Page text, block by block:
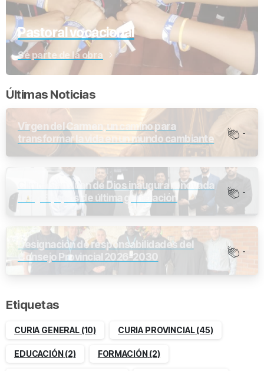
Pastoral vocacional
Sé parte de la obra
Últimas Noticias
Virgen del Carmen, un camino para
transformar la vida en un mundo cambiante
-
Clínica San Juan de Dios inaugura renovada
UCI y Equipos de última generación
-
Designación de responsabilidades del
Consejo Provincial 2026-2030
-
Etiquetas
CURIA GENERAL(10) CURIA PROVINCIAL(45)
EDUCACIÓN(2) FORMACIÓN(2)